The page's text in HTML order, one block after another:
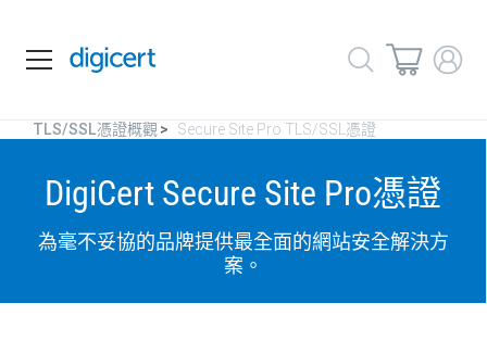
TLS/SSL憑證概觀 Secure Site Pro TLS/SSL憑證
DigiCert Secure Site Pro憑證
為毫不妥協的品牌提供最全面的網站安全解決方
案。